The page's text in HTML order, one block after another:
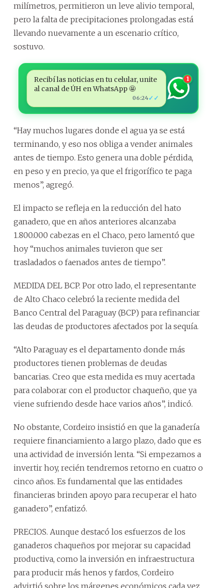
milímetros, permitieron un leve alivio temporal,
pero la falta de precipitaciones prolongadas está
llevando nuevamente a un escenario crítico,
sostuvo.
Recibí las noticias en tu celular, unite
al canal de ÚH en WhatsApp 🤩
06:24✓✓
1
“Hay muchos lugares donde el agua ya se está
terminando, y eso nos obliga a vender animales
antes de tiempo. Esto genera una doble pérdida,
en peso y en precio, ya que el frigorífico te paga
menos”, agregó.
El impacto se refleja en la reducción del hato
ganadero, que en años anteriores alcanzaba
1.800.000 cabezas en el Chaco, pero lamentó que
hoy “muchos animales tuvieron que ser
trasladados o faenados antes de tiempo”.
MEDIDA DEL BCP. Por otro lado, el representante
de Alto Chaco celebró la reciente medida del
Banco Central del Paraguay (BCP) para refinanciar
las deudas de productores afectados por la sequía.
“Alto Paraguay es el departamento donde más
productores tienen problemas de deudas
bancarias. Creo que esta medida es muy acertada
para colaborar con el productor chaqueño, que ya
viene sufriendo desde hace varios años”, indicó.
No obstante, Cordeiro insistió en que la ganadería
requiere financiamiento a largo plazo, dado que es
una actividad de inversión lenta. “Si empezamos a
invertir hoy, recién tendremos retorno en cuatro o
cinco años. Es fundamental que las entidades
financieras brinden apoyo para recuperar el hato
ganadero”, enfatizó.
PRECIOS. Aunque destacó los esfuerzos de los
ganaderos chaqueños por mejorar su capacidad
productiva, como la inversión en infraestructura
para producir más henos y fardos, Cordeiro
advirtió sobre los márgenes económicos cada vez